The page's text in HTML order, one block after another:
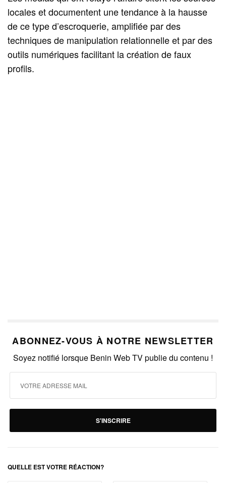
locales et documentent une tendance à la hausse
de ce type d’escroquerie, amplifiée par des
techniques de manipulation relationnelle et par des
outils numériques facilitant la création de faux
profils.
ABONNEZ-VOUS À NOTRE NEWSLETTER
Soyez notifié lorsque Benin Web TV publie du contenu !
S'INSCRIRE
QUELLE EST VOTRE RÉACTION?